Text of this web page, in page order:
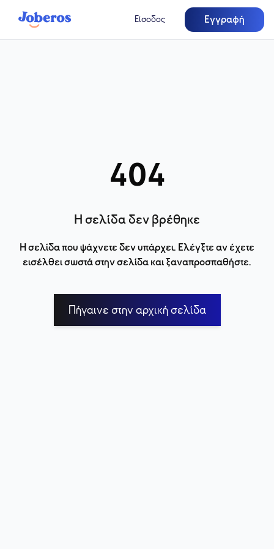
Είσοδος Εγγραφή
404
Η σελίδα δεν βρέθηκε
Η σελίδα που ψάχνετε δεν υπάρχει. Ελέγξτε αν έχετε
εισέλθει σωστά στην σελίδα και ξαναπροσπαθήστε.
Πήγαινε στην αρχική σελίδα